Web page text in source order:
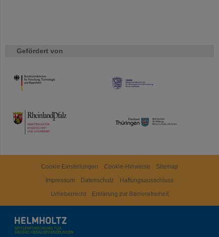
Gefördert von
HMWK
TMWWDG
Cookie Einstellungen Cookie-Hinweise
Sitemap
Impressum
Datenschutz
Haftungsausschluss
Urheberrecht
Erklärung zur Barrierefreiheit